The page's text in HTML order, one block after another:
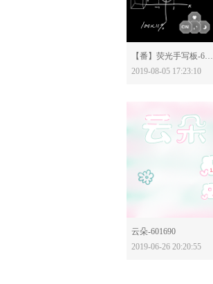
分享：
【番】荧光手写板-603875
2019-08-05 17:23:10
云朵-601690
2019-06-26 20:20:55